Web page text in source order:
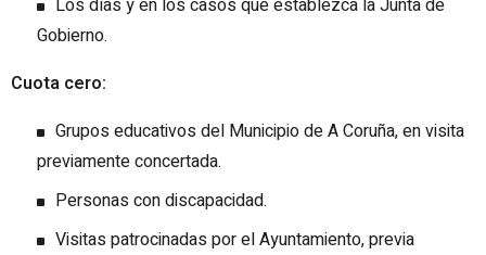
Los días y en los casos que establezca la Junta de
Gobierno.
Cuota cero:
Grupos educativos del Municipio de A Coruña, en visita
previamente concertada.
Personas con discapacidad.
Visitas patrocinadas por el Ayuntamiento, previa